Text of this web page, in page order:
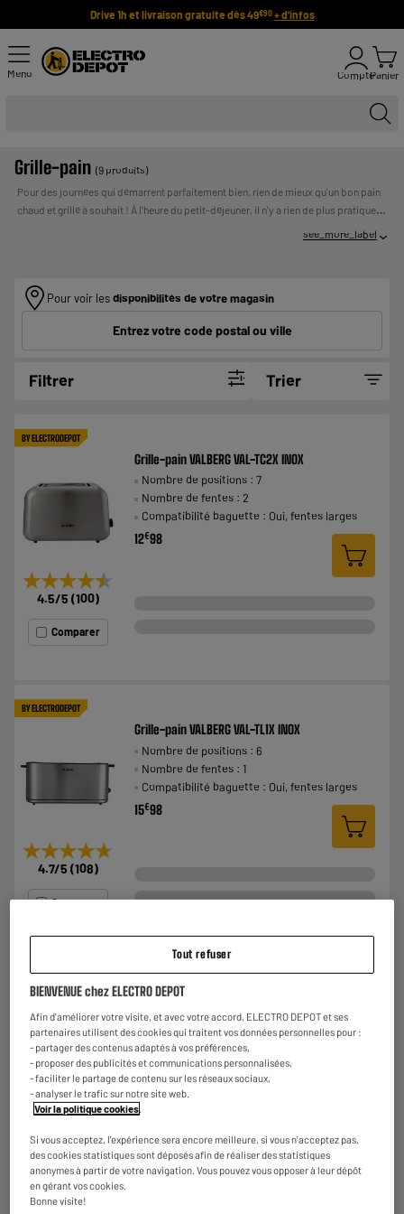
Drive 1h et livraison gratuite dès 49€90 + d'infos
Menu ComptePanier
Grille-pain (9 produits)
Pour des journées qui démarrent parfaitement bien, rien de mieux qu'un bon pain
chaud et grillé à souhait ! À l'heure du petit-déjeuner, il n'y a rien de plus pratique
facilement tranches de pain ou de
see_more_label
Pour voir lesdisponibilités de votre magasin
Entrez votre code postal ou ville
Filtrer Trier
BY ELECTRODEPOT
★★★★★
★★★★★
4.5/5 (100)
Comparer
Grille-pain VALBERG VAL-TC2X INOX
Nombre de positions : 7
Nombre de fentes : 2
Compatibilité baguette : Oui, fentes larges
12€98
BY ELECTRODEPOT
★★★★★
★★★★★
4.7/5 (108)
Comparer
Grille-pain VALBERG VAL-TL1X INOX
Nombre de positions : 6
Nombre de fentes : 1
Compatibilité baguette : Oui, fentes larges
15€98
★★★★★
★★★★★
4.5/5(73)
Comparer
Grille-pain VALBERG VAL-TC2STB SOFT TOUCH
Nombre de positions : 6
Nombre de fentes : 2
Compatibilité baguette : Oui, fentes larges
19€98
Tout refuser
BIENVENUE chez ELECTRO DEPOT
Afin d'améliorer votre visite, et avec votre accord, ELECTRO DEPOT et ses
partenaires utilisent des cookies qui traitent vos données personnelles pour :
- partager des contenus adaptés à vos préférences,
- proposer des publicités et communications personnalisées,
- faciliter le partage de contenu sur les réseaux sociaux,
- analyser le trafic sur notre site web.
Voir la politique cookies.
Si vous acceptez, l'expérience sera encore meilleure, si vous n'acceptez pas,
des cookies statistiques sont déposés afin de réaliser des statistiques
anonymes à partir de votre navigation. Vous pouvez vous opposer à leur dépôt
en gérant vos cookies.
Bonne visite!